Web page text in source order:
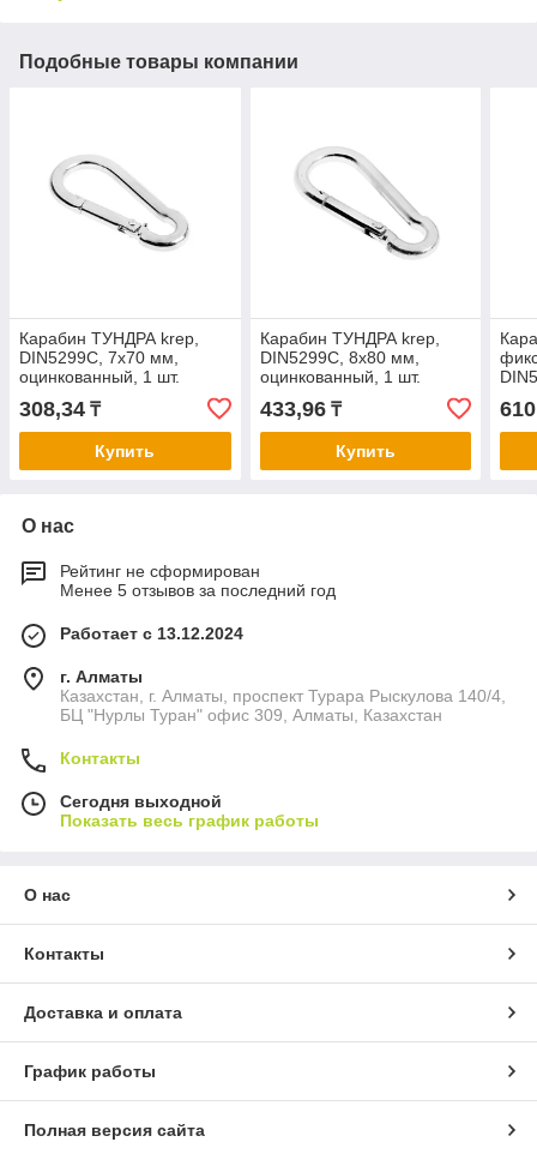
Подобные товары компании
Карабин ТУНДРА krep,
DIN5299С, 7х70 мм,
оцинкованный, 1 шт.
308,34 ₸
Купить
Карабин ТУНДРА krep,
DIN5299С, 8х80 мм,
оцинкованный, 1 шт.
433,96₸
Купить
О нас
Рейтинг не сформирован
Менее 5 отзывов за последний год
Работает с 13.12.2024
г. Алматы
Казахстан, г. Алматы, проспект Турара Рыскулова 140/4,
БЦ "Нурлы Туран" офис 309, Алматы, Казахстан
Контакты
Сегодня выходной
Показать весь график работы
О нас
Контакты
Доставка и оплата
График работы
Полная версия сайта